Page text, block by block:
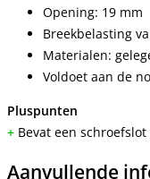
Opening: 19 mm
Breekbelasting
Materialen:
Voldoet aan de
Pluspunten
+ Bevat een schroefslot
Aanvullende